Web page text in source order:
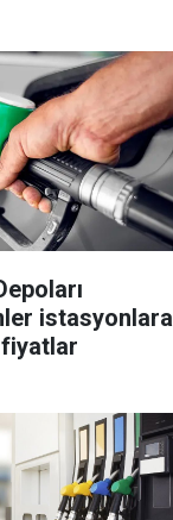
istasyonlara